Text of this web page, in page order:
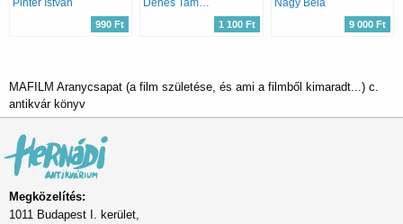
Pintér István
990 Ft
Dénes Tamás; Mácsik Viktor
1 100 Ft
Nagy Béla
9 000 Ft
MAFILM Aranycsapat (a film születése, és ami a filmből kimaradt...) c.
antikvár könyv
Megközelítés:
1011 Budapest I. kerület,